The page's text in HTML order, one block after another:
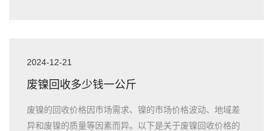
2024-12-21
废镍回收多少钱一公斤
废镍的回收价格因市场需求、镍的市场价格波动、地域差
异和废镍的质量等因素而异。以下是关于废镍回收价格的